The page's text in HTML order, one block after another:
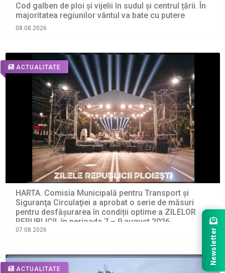
Cod galben de ploi și vijelii în sudul și centrul țării. În
majoritatea regiunilor vântul va bate cu putere
08.08.2026
ACTUALITATE
HARTA. Comisia Municipală pentru Transport şi
Siguranţa Circulaţiei a aprobat o serie de măsuri
pentru desfășurarea în condiții optime a ZILELOR
REPUBLICII, în perioada 7 – 9 august 2026
07.08.2026
ACTUALITATE
Newsletter